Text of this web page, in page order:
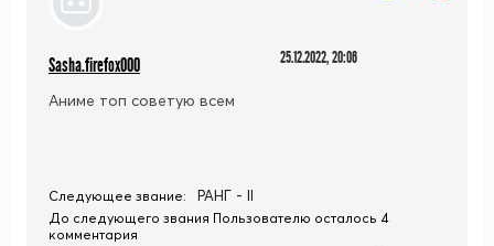
Sasha.firefox000 25.12.2022, 20:06
Аниме топ советую всем
Следующее звание: РАНГ - II
До следующего звания Пользователю осталось 4
комментария